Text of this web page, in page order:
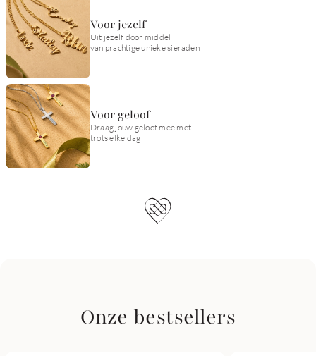
Voor jezelf
Uit jezelf door middel
van prachtige unieke sieraden
Voor geloof
Draag jouw geloof mee met
trots elke dag
Onze bestsellers